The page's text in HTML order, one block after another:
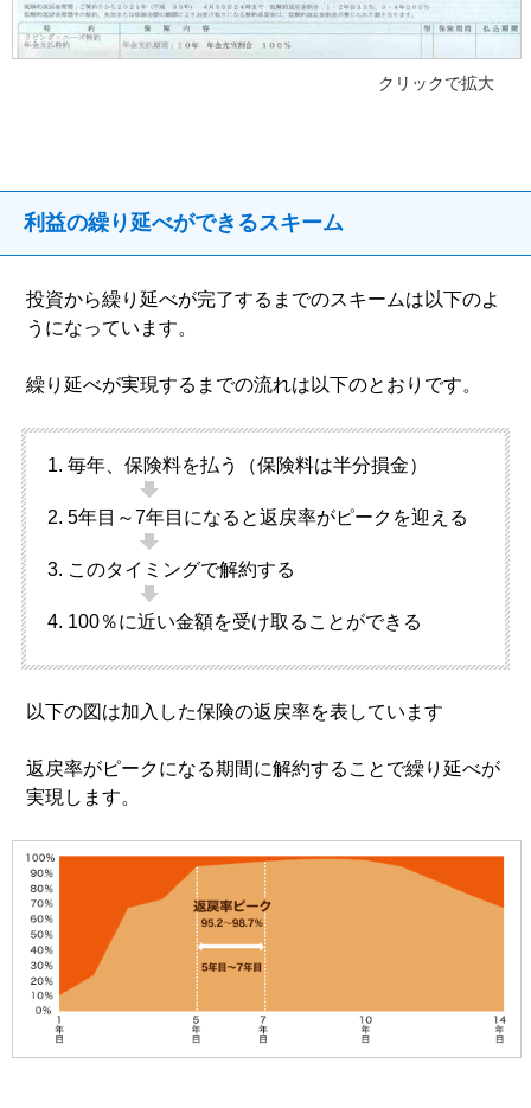
クリックで拡大
利益の繰り延べができるスキーム
投資から繰り延べが完了するまでのスキームは以下のよ
うになっています。
繰り延べが実現するまでの流れは以下のとおりです。
毎年、保険料を払う（保険料は半分損金）
5年目～7年目になると返戻率がピークを迎える
このタイミングで解約する
100％に近い金額を受け取ることができる
以下の図は加入した保険の返戻率を表しています
返戻率がピークになる期間に解約することで繰り延べが
実現します。